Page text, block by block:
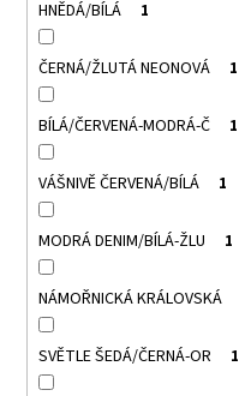
HNĚDÁ/BÍLÁ 1
ČERNÁ/ŽLUTÁ NEONOVÁ 1
BÍLÁ/ČERVENÁ-MODRÁ-Č 1
VÁŠNIVĚ ČERVENÁ/BÍLÁ 1
MODRÁ DENIM/BÍLÁ-ŽLU 1
NÁMOŘNICKÁ KRÁLOVSKÁ
SVĚTLE ŠEDÁ/ČERNÁ-OR 1